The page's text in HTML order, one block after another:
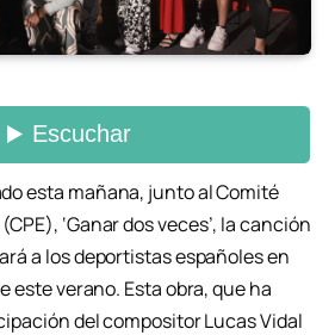
esta mañana, junto al Comité
‘Ganar dos veces’, la canción
a los deportistas españoles en
este verano. Esta obra, que ha
del compositor Lucas Vidal